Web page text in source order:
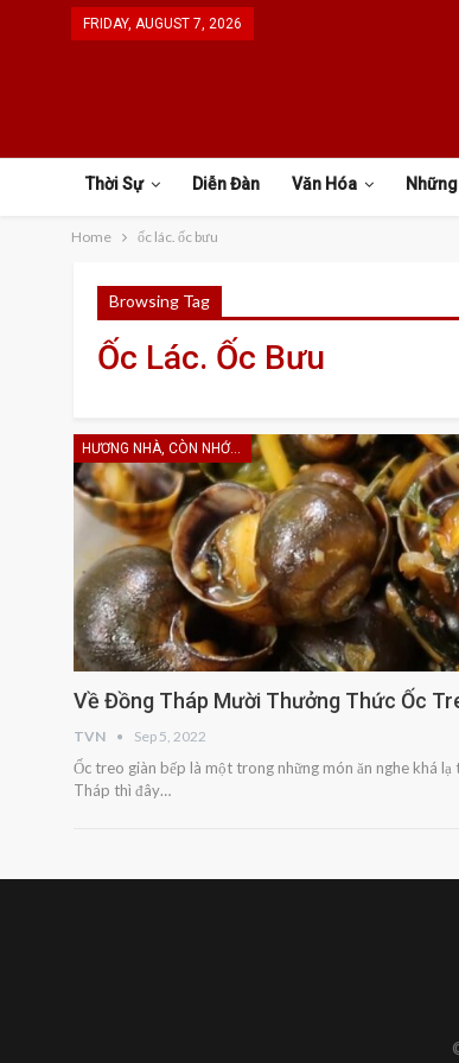
FRIDAY, AUGUST 7, 2026
Thời Sự Diễn Đàn Văn Hóa
Home ốc lác. ốc bưu
Browsing Tag
Ốc Lác. Ốc Bưu
HƯƠNG NHÀ, CÒN NHỚ KHÔNG EM
Về Đồng Tháp Mười Thưởng Thức Ốc
TVN Sep 5, 2022
Ốc treo giàn bếp là một trong những món ăn nghe khá
Tháp thì đây…